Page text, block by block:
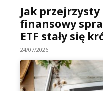
Jak
finansowy
ETF stały się
24/07/2026